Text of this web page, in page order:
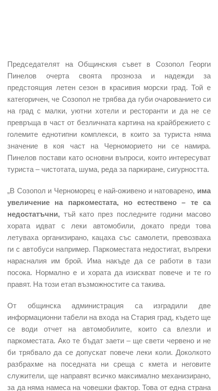
Председателят на Общинския съвет в Созопол Георги
Пинелов очерта своята прозноза и надежди за
предстоящия летен сезон в красивия морски град. Той е
категоричен, че Созопол не трябва да губи очарованието си
на град с малки, уютни хотели и ресторанти и да не се
превръща в част от безличната картина на крайбрежието с
големите еднотипни комплекси, в които за туриста няма
значение в коя част на Черноморието ни се намира.
Пинелов постави като основни въпроси, които интересуват
туриста – чистотата, шума, реда за паркиране, сигурността.
„В Созопол и Черноморец е най-оживено и натоварено, има
увеличение на паркоместата, но естествено – те са
недостатъчни, тъй като през последните години масово
хората идват с леки автомобили, докато преди това
летуваха организирано, кацаха със самолети, превозваха
ги с автобуси например. Паркоместата недостигат, въпреки
нарасналия им брой. Има накъде да се работи в тази
посока. Нормално е и хората да изискват повече и те го
правят. На този етап възможностите са такива.
От общинска администрация са изградили две
информационни табели на входа на Стария град, където ще
се води отчет на автомобилите, които са влезли и
паркоместата. Ако те бъдат заети – ще свети червено и не
би трябвало да се допускат повече леки коли. Доколкото
разбрахме на поседната ни среща с кмета и неговите
служители, ще направят всичко максимално механизирано,
за да няма намеса на човешки фактор. Това от една страна